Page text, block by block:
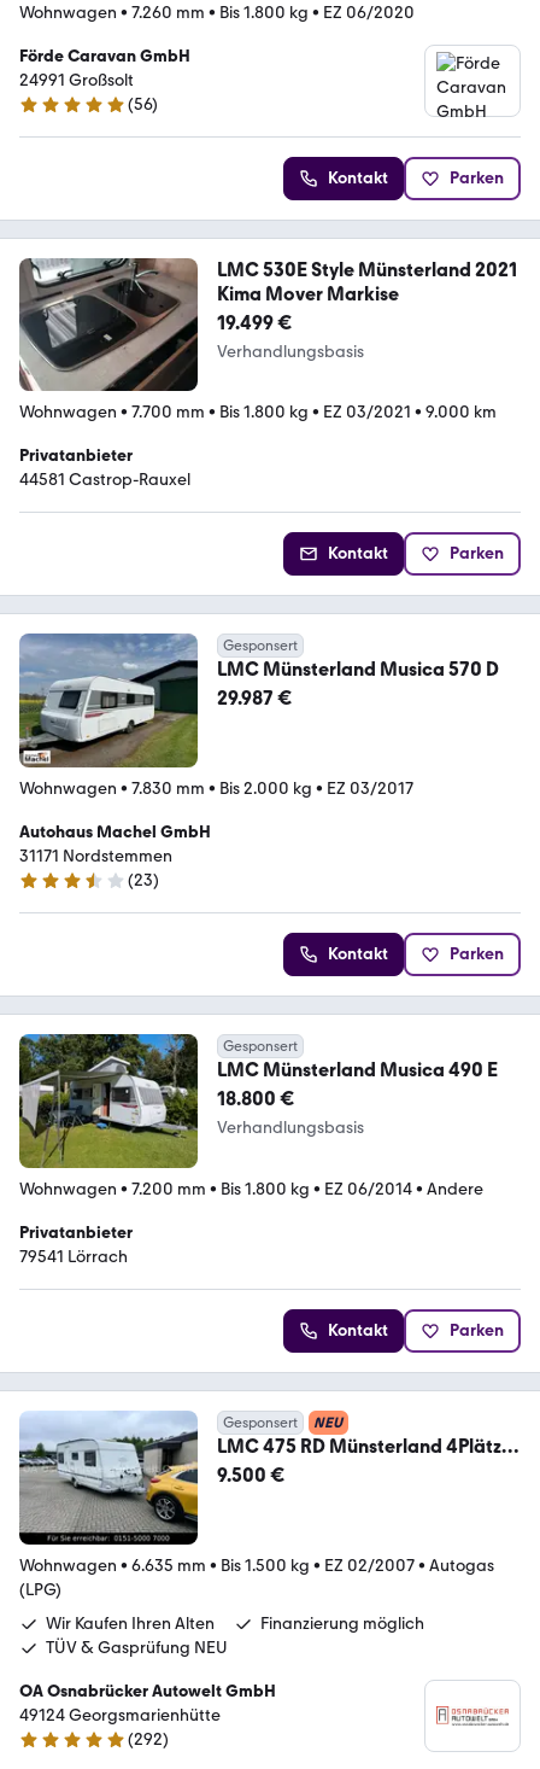
Wohnwagen • 7.260 mm • Bis 1.800 kg • EZ 06/2020
Förde Caravan GmbH
24991 Großsolt
5 Sterne
(56)
Kontakt Parken
LMC 530E Style Münsterland 2021
Kima Mover Markise
19.499 €
Verhandlungsbasis
Wohnwagen • 7.700 mm • Bis 1.800 kg • EZ 03/2021 • 9.000 km
Privatanbieter
44581 Castrop-Rauxel
Kontakt Parken
Gesponsert
LMC Münsterland Musica 570 D
29.987 €
Wohnwagen • 7.830 mm • Bis 2.000 kg • EZ 03/2017
Autohaus Machel GmbH
31171 Nordstemmen
3.6 Sterne
(23)
Kontakt Parken
Gesponsert
LMC Münsterland Musica 490 E
18.800 €
Verhandlungsbasis
Wohnwagen • 7.200 mm • Bis 1.800 kg • EZ 06/2014• Andere
Privatanbieter
79541 Lörrach
Kontakt Parken
Gesponsert NEU
LMC 475 RD Münsterland 4Plätze
Mover 1500KG
9.500 €
Wohnwagen • 6.635 mm • Bis 1.500 kg • EZ 02/2007• Autogas
(LPG)
Wir Kaufen Ihren Alten
Finanzierung möglich
TÜV & Gasprüfung NEU
OA Osnabrücker Autowelt GmbH
49124 Georgsmarienhütte
4.9 Sterne
(292)